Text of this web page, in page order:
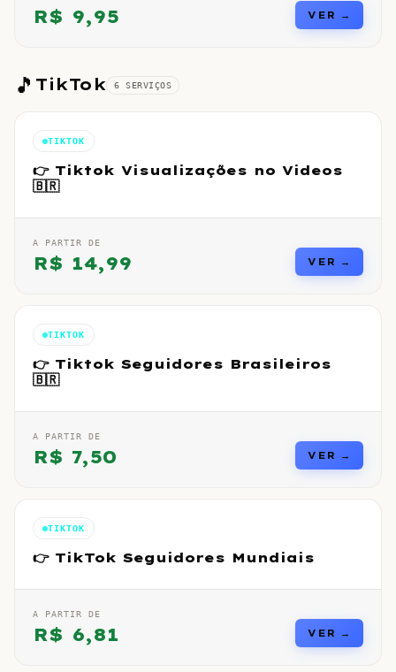
R$ 9,95 VER →
🎵 TikTok 6 SERVIÇOS
TIKTOK
👉 Tiktok Visualizações no Videos
🇧🇷
A PARTIR DE
R$ 14,99 VER →
TIKTOK
👉 Tiktok Seguidores Brasileiros
🇧🇷
A PARTIR DE
R$ 7,50 VER →
TIKTOK
👉 TikTok Seguidores Mundiais
A PARTIR DE
R$ 6,81 VER →